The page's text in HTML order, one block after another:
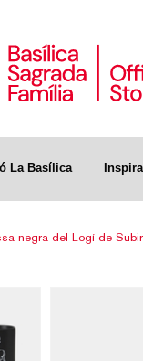
La Basílica
negra del Logí de